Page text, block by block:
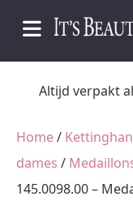
Fysieke winkel
Home/
dames /
145.0098.00 –